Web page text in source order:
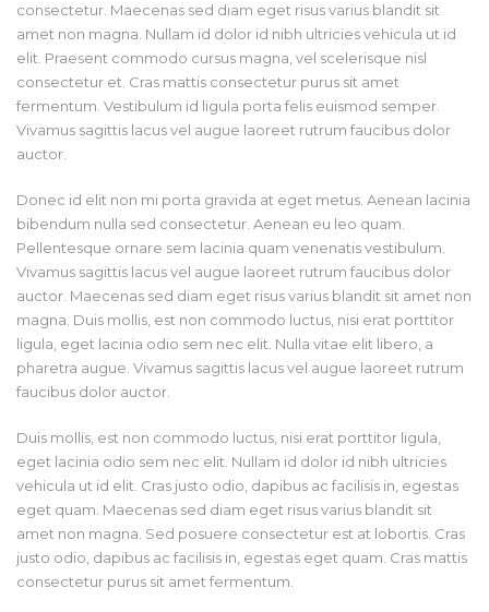
consectetur. Maecenas sed diam eget risus varius blandit sit
amet non magna. Nullam id dolor id nibh ultricies vehicula ut id
elit. Praesent commodo cursus magna, vel scelerisque nisl
consectetur et. Cras mattis consectetur purus sit amet
fermentum. Vestibulum id ligula porta felis euismod semper.
Vivamus sagittis lacus vel augue laoreet rutrum faucibus dolor
auctor.
Donec id elit non mi porta gravida at eget metus. Aenean lacinia
bibendum nulla sed consectetur. Aenean eu leo quam.
Pellentesque ornare sem lacinia quam venenatis vestibulum.
Vivamus sagittis lacus vel augue laoreet rutrum faucibus dolor
auctor. Maecenas sed diam eget risus varius blandit sit amet non
magna. Duis mollis, est non commodo luctus, nisi erat porttitor
ligula, eget lacinia odio sem nec elit. Nulla vitae elit libero, a
pharetra augue. Vivamus sagittis lacus vel augue laoreet rutrum
faucibus dolor auctor.
Duis mollis, est non commodo luctus, nisi erat porttitor ligula,
eget lacinia odio sem nec elit. Nullam id dolor id nibh ultricies
vehicula ut id elit. Cras justo odio, dapibus ac facilisis in, egestas
eget quam. Maecenas sed diam eget risus varius blandit sit
amet non magna. Sed posuere consectetur est at lobortis. Cras
justo odio, dapibus ac facilisis in, egestas eget quam. Cras mattis
consectetur purus sit amet fermentum.